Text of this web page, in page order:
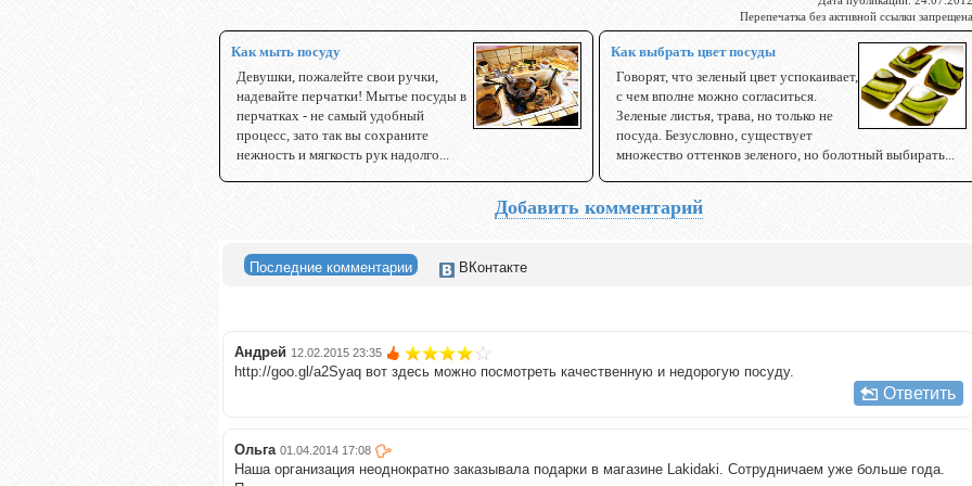
Перепечатка без активной ссылки запрещена
Как мыть посуду
Девушки, пожалейте свои ручки,
надевайте перчатки! Мытье посуды в
перчатках - не самый удобный
процесс, зато так вы сохраните
нежность и мягкость рук надолго...
Как выбрать цвет посуды
Говорят, что зеленый цвет успокаивает,
с чем вполне можно согласиться.
Зеленые листья, трава, но только не
посуда. Безусловно, существует
множество оттенков зеленого, но болотный выбирать...
Добавить комментарий
Последние комментарии ВКонтакте
Андрей 12.02.2015 23:35
http://goo.gl/a2Syaq вот здесь можно посмотреть качественную и недорогую посуду.
Ответить
Ольга 01.04.2014 17:08
Наша организация неоднократно заказывала подарки в магазине Lakidaki. Сотрудничаем уже больше года.